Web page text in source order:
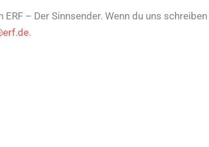
ERF – Der Sinnsender. Wenn du uns
.